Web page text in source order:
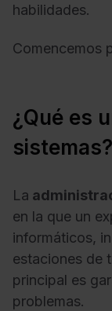
habilidades.
Comencemos
¿Qué es
sistemas?
La
en la que un
informáticos,
estaciones de
principal es
problemas.